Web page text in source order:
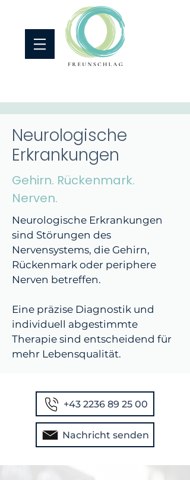
Neurologische
Erkrankungen
Gehirn. Rückenmark.
Nerven.
Neurologische Erkrankungen
sind Störungen des
Nervensystems, die Gehirn,
Rückenmark oder periphere
Nerven betreffen.
Eine präzise Diagnostik und
individuell abgestimmte
Therapie sind entscheidend für
mehr Lebensqualität.
+43 2236 89 25 00
Nachricht senden